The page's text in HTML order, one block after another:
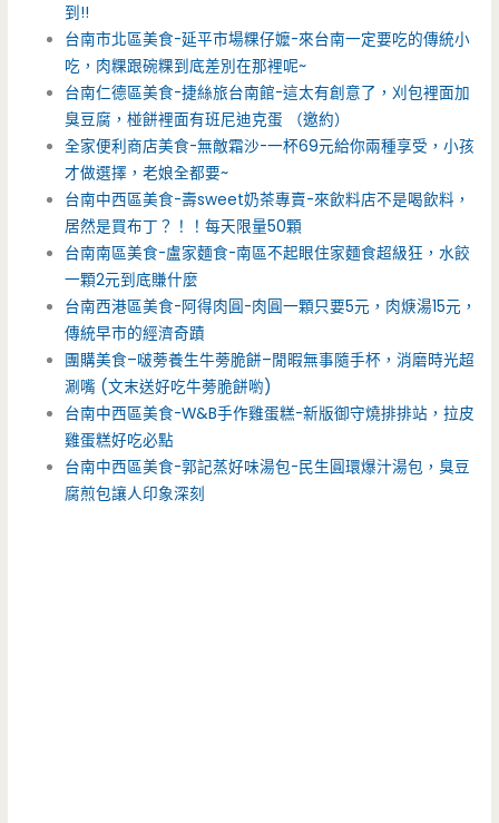
到!!
台南市北區美食-延平市場粿仔嬤-來台南一定要吃的傳統小
吃，肉粿跟碗粿到底差別在那裡呢~
台南仁德區美食-捷絲旅台南館-這太有創意了，刈包裡面加
臭豆腐，椪餅裡面有班尼迪克蛋 （邀約）
全家便利商店美食-無敵霜沙-一杯69元給你兩種享受，小孩
才做選擇，老娘全都要~
台南中西區美食-壽sweet奶茶專賣-來飲料店不是喝飲料，
居然是買布丁？！！每天限量50顆
台南南區美食-盧家麵食-南區不起眼住家麵食超級狂，水餃
一顆2元到底賺什麼
台南西港區美食-阿得肉圓-肉圓一顆只要5元，肉焿湯15元，
傳統早市的經濟奇蹟
團購美食–啵蒡養生牛蒡脆餅–閒暇無事隨手杯，消磨時光超
涮嘴 (文末送好吃牛蒡脆餅喲)
台南中西區美食-W&B手作雞蛋糕-新版御守燒排排站，拉皮
雞蛋糕好吃必點
台南中西區美食-郭記蒸好味湯包-民生圓環爆汁湯包，臭豆
腐煎包讓人印象深刻